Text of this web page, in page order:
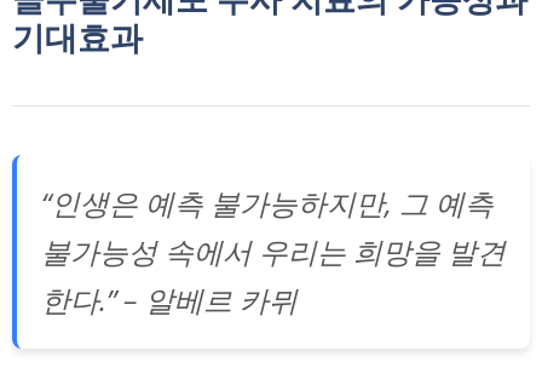
기대효과
“인생은 예측 불가능하지만, 그 예측
불가능성 속에서 우리는 희망을 발견
한다.” – 알베르 카뮈